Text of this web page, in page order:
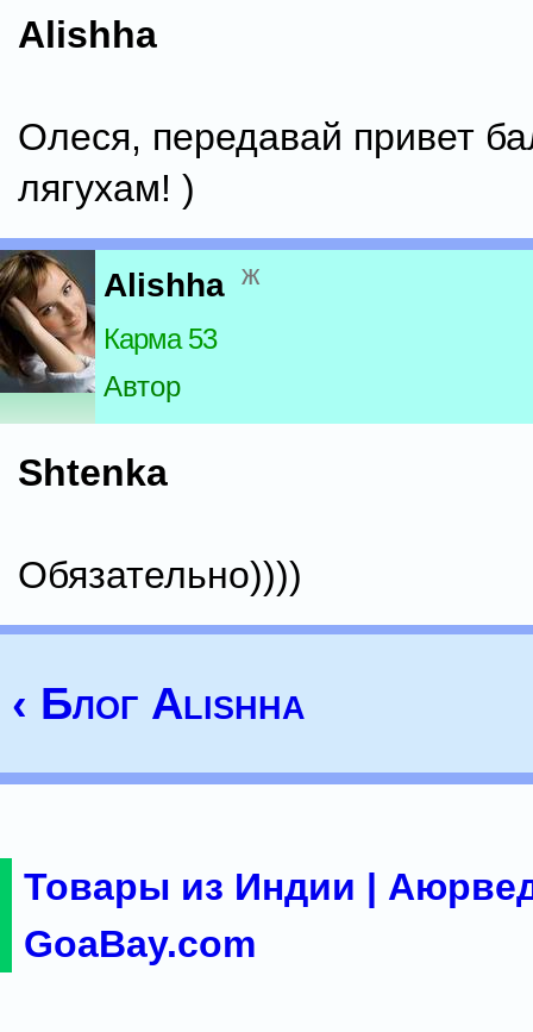
Alishha
Олеся, передавай привет
лягухам! )
Alishha ж
Карма 53
Автор
Shtenka
Обязательно))))
‹ Блог Alishha
Товары из Индии |
GoaBay.com